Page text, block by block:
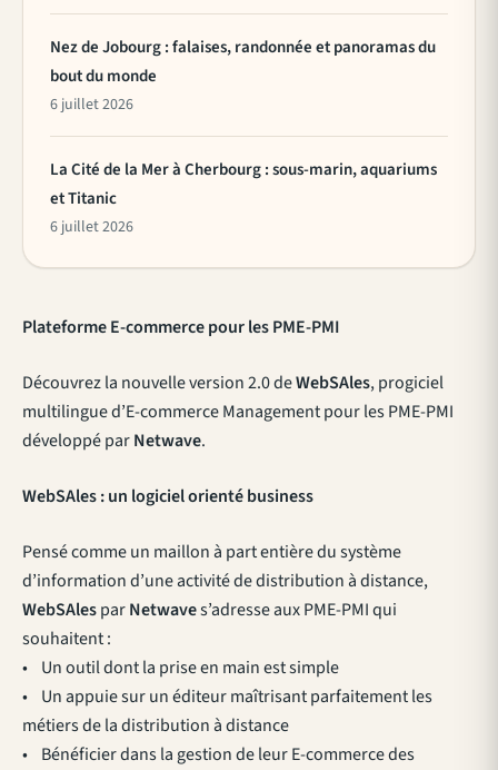
Plateforme E-commerce pour les PME-PMI
Découvrez la nouvelle version 2.0 deWebSAles, progiciel
multilingue d’E-commerce Management pour les PME-PMI
développé parNetwave.
WebSAles : un logiciel orienté business
Pensé comme un maillon à part entière du système
d’information d’une activité de distribution à distance,
WebSAlesparNetwaves’adresse aux PME-PMI qui
souhaitent :
• Un outil dont la prise en main est simple
• Un appuie sur un éditeur maîtrisant parfaitement les
métiers de la distribution à distance
• Bénéficier dans la gestion de leur E-commerce des
Nez de Jobourg : falaises, randonnée et panoramas du
bout du monde
6 juillet 2026
La Cité de la Mer à Cherbourg : sous-marin, aquariums
et Titanic
6 juillet 2026